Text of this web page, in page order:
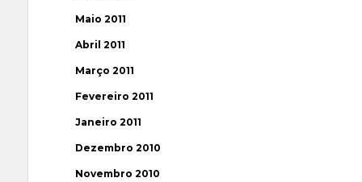
Maio 2011
Abril 2011
Março 2011
Fevereiro 2011
Janeiro 2011
Dezembro 2010
Novembro 2010